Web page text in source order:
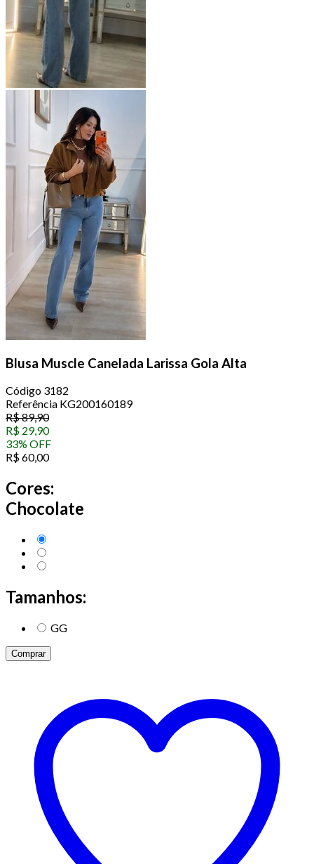
Blusa Muscle Canelada Larissa Gola Alta
Código 3182
Referência KG200160189
R$89,90
R$ 29,90
33% OFF
R$60,00
Cores:
Chocolate
Tamanhos:
GG
Comprar